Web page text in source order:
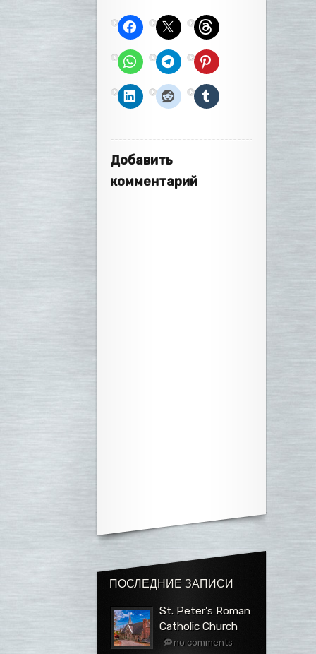
Добавить
комментарий
ПОСЛЕДНИЕ ЗАПИСИ
St. Peter's Roman
Catholic Church
no comments